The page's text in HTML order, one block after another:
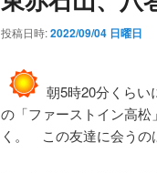
投稿日時:2022/09/04 日曜日
朝5時20分くら
の「ファーストイン高
く。 この友達に会うの